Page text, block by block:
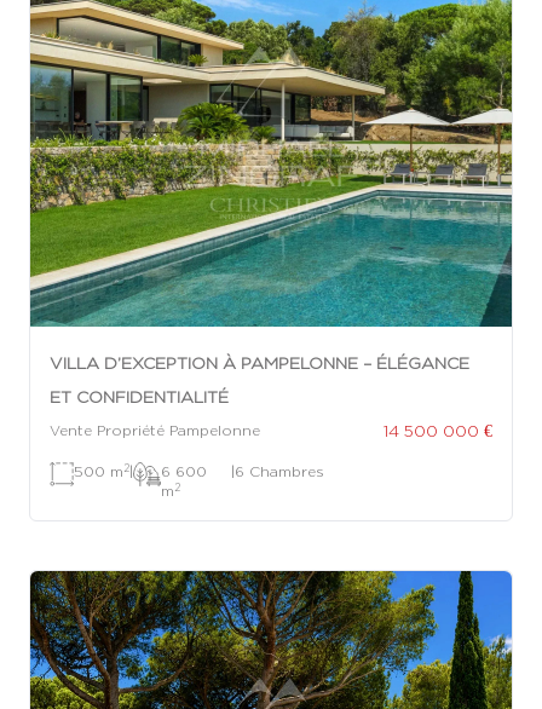
VILLA D’EXCEPTION À PAMPELONNE – ÉLÉGANCE
ET CONFIDENTIALITÉ
Vente Propriété Pampelonne 14 500 000 €
500 m 2|
6 600
m 2
|6 Chambres